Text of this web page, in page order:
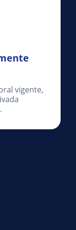
vigente,